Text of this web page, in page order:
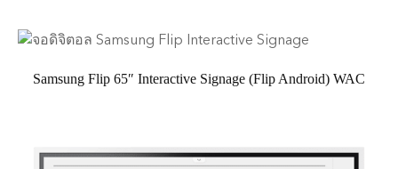
Samsung Flip 65″ Interactive Signage (Flip Android) WAC